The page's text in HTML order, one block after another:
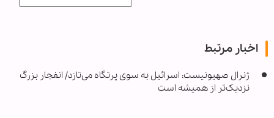
اخبار مرتبط
ژنرال صهیونیست: اسرائیل به سوی پرتگاه می‌تازد/ انفجار بزرگ
نزدیک‌تر از همیشه است